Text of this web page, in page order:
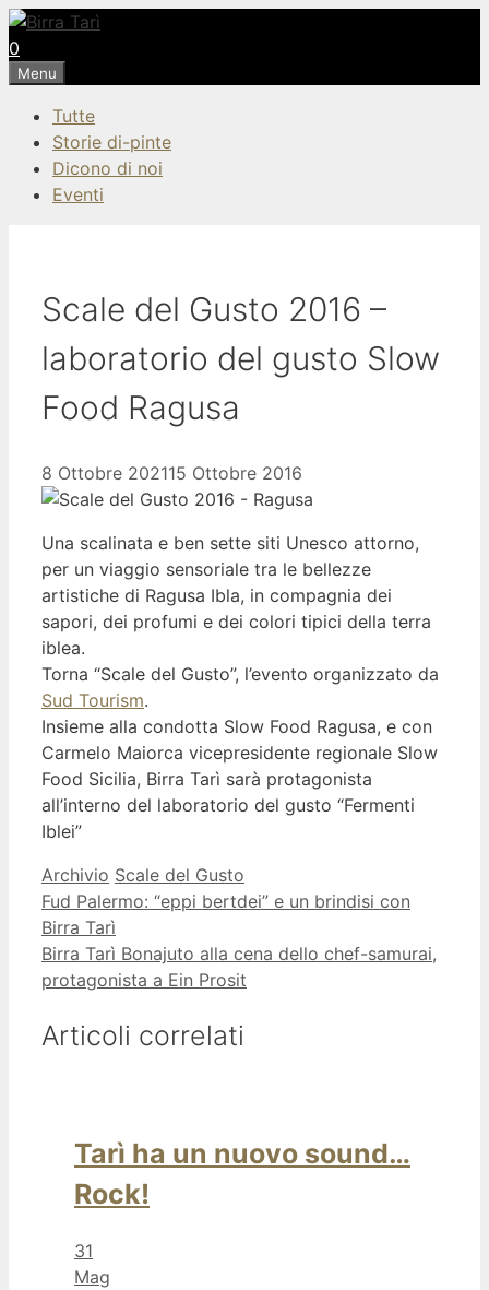
Vai
al
contenuto
0
Menu
Tutte
Storie di-pinte
Dicono di noi
Eventi
Scale del Gusto 2016 –
laboratorio del gusto Slow
Food Ragusa
8 Ottobre 202115 Ottobre 2016
Una scalinata e ben sette siti Unesco attorno,
per un viaggio sensoriale tra le bellezze
artistiche di Ragusa Ibla, in compagnia dei
sapori, dei profumi e dei colori tipici della terra
iblea.
Torna “Scale del Gusto”, l’evento organizzato da
Sud Tourism.
Insieme alla condotta Slow Food Ragusa, e con
Carmelo Maiorca vicepresidente regionale Slow
Food Sicilia, Birra Tarì sarà protagonista
all’interno del laboratorio del gusto “Fermenti
Iblei”
Categorie
Archivio Tag
Scale del Gusto
Fud Palermo: “eppi bertdei” e un brindisi con
Birra Tarì
Birra Tarì Bonajuto alla cena dello chef-samurai,
protagonista a Ein Prosit
Articoli correlati
Tarì ha un nuovo sound…
Rock!
31
Mag